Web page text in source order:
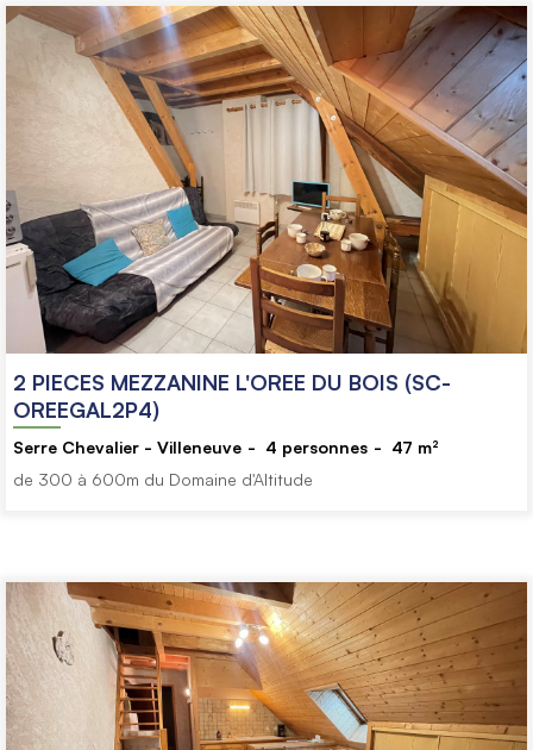
2 PIECES MEZZANINE L'OREE DU BOIS (SC-
OREEGAL2P4)
Serre Chevalier - Villeneuve 4 personnes 47 m²
de 300 à 600m du Domaine d'Altitude